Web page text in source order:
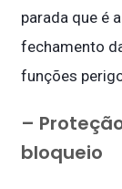
parada que é
fechamento
funções
–
bloqueio